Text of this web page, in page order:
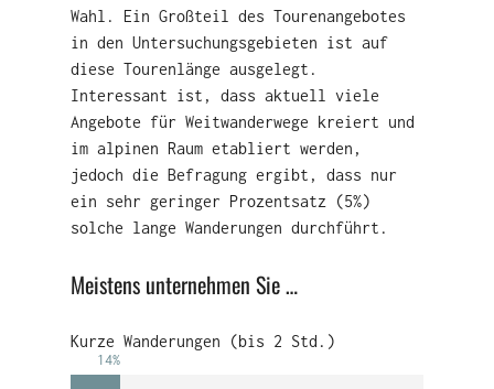
Wahl. Ein Großteil des Tourenangebotes
in den Untersuchungsgebieten ist auf
diese Tourenlänge ausgelegt.
Interessant ist, dass aktuell viele
Angebote für Weitwanderwege kreiert und
im alpinen Raum etabliert werden,
jedoch die Befragung ergibt, dass nur
ein sehr geringer Prozentsatz (5%)
solche lange Wanderungen durchführt.
Meistens unternehmen Sie …
Kurze Wanderungen (bis 2 Std.)
14%